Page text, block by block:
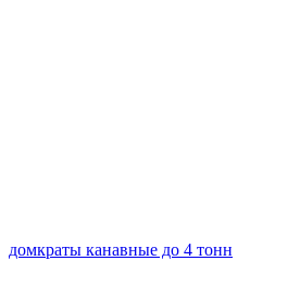
домкраты канавные до 4 тонн